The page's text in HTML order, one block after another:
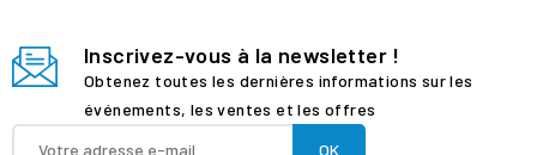
Inscrivez-vous à la newsletter !
Obtenez toutes les dernières informations sur les
événements, les ventes et les offres